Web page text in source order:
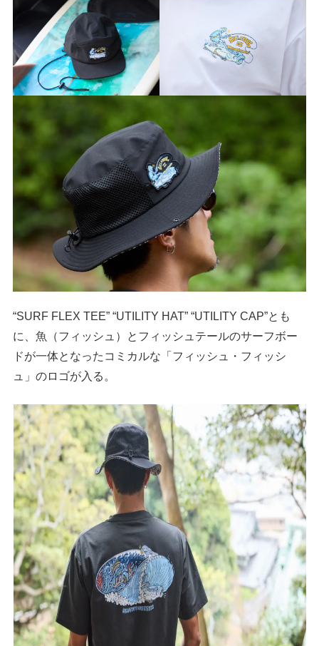
“SURF FLEX TEE” “UTILITY HAT” “UTILITY CAP”とも
に、魚（フィッシュ）とフィッシュテールのサーフボー
ドが一体となったコミカルな「フィッシュ・フィッシ
ュ」のロゴが入る。